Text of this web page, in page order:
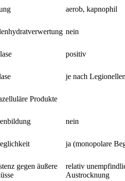
aerob, kapnophil
nein
positiv
je nach
Produkte
nein
ja (monopolare
gegen äußere
relativ
Austrocknung